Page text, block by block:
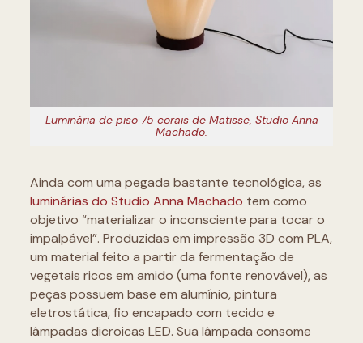
Luminária de piso 75 corais de Matisse, Studio Anna
Machado.
Ainda com uma pegada bastante tecnológica, as
luminárias do Studio Anna Machado tem como
objetivo “materializar o inconsciente para tocar o
impalpável”. Produzidas em impressão 3D com PLA,
um material feito a partir da fermentação de
vegetais ricos em amido (uma fonte renovável), as
peças possuem base em alumínio, pintura
eletrostática, fio encapado com tecido e
lâmpadas dicroicas LED. Sua lâmpada consome